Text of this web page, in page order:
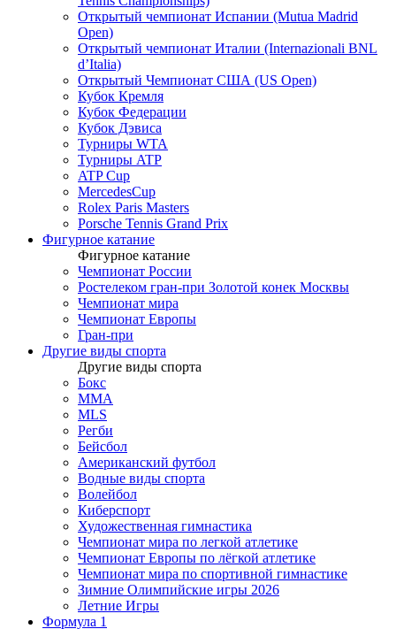
Открытый чемпионат Испании (Mutua Madrid
Open)
Открытый чемпионат Италии (Internazionali BNL
d’Italia)
Открытый Чемпионат США (US Open)
Кубок Кремля
Кубок Федерации
Кубок Дэвиса
Турниры WTA
Турниры ATP
ATP Cup
MercedesCup
Rolex Paris Masters
Porsche Tennis Grand Prix
Фигурное катание
Фигурное катание
Чемпионат России
Ростелеком гран-при Золотой конек Москвы
Чемпионат мира
Чемпионат Европы
Гран-при
Другие виды спорта
Другие виды спорта
Бокс
MMA
MLS
Регби
Бейсбол
Американский футбол
Водные виды спорта
Волейбол
Киберспорт
Художественная гимнастика
Чемпионат мира по легкой атлетике
Чемпионат Европы по лёгкой атлетике
Чемпионат мира по спортивной гимнастике
Зимние Олимпийские игры 2026
Летние Игры
Формула 1